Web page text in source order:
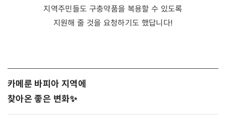
지역주민들도 구충약품을 복용할 수 있도록
지원해 줄 것을 요청하기도 했답니다!
카메룬 바피아 지역에
찾아온 좋은 변화✨